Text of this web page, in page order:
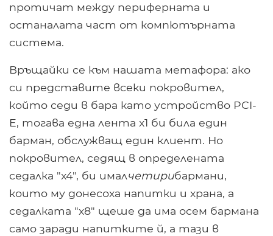
протичат между периферната и
останалата част от компютърната
система.
Връщайки се към нашата метафора: ако
си представите всеки покровител,
който седи в бара като устройство PCI-
E, тогава една лента x1 би била един
барман, обслужващ един клиент. Но
покровител, седящ в определената
седалка "x4", би ималчетирибармани,
които му донесоха напитки и храна, а
седалката "x8" щеше да има осем бармана
само заради напитките й, а тази в